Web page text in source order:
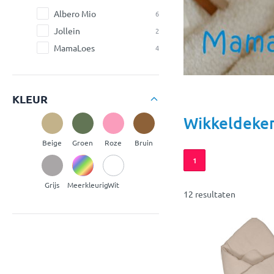
Albero Mio 6
Jollein 2
MamaLoes 4
KLEUR
Beige Groen Roze Bruin
Grijs MeerkleurigWit
1
12 resultaten